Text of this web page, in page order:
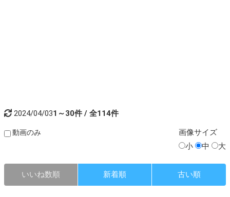
2024/04/031～30件 / 全114件
動画のみ 画像サイズ
小
中 大
いいね数順 新着順 古い順